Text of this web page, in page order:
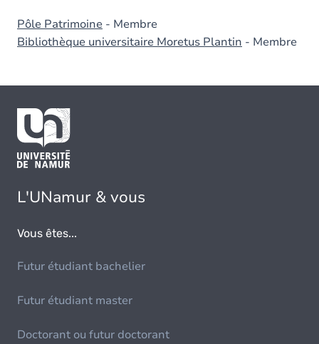
Pôle Patrimoine - Membre
Bibliothèque universitaire Moretus Plantin - Membre
L'UNamur & vous
Vous êtes...
Futur étudiant bachelier
Futur étudiant master
Doctorant ou futur doctorant